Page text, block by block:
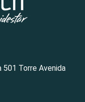
501 Torre Avenida